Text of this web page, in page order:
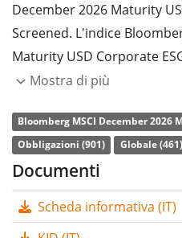
December 2026 Maturity
Screened. L'indice
Maturity USD Corporate
obbligazioni societarie
(come avviene nella
obbligazionari). Al
obbligazioni che scadono in
questo caso il 2026).
obbligazioni societarie
Mostra di più
Bloomberg MSCI December 2026
Obbligazioni (901)
Globale (461)
Documenti
Scheda informativa (IT)